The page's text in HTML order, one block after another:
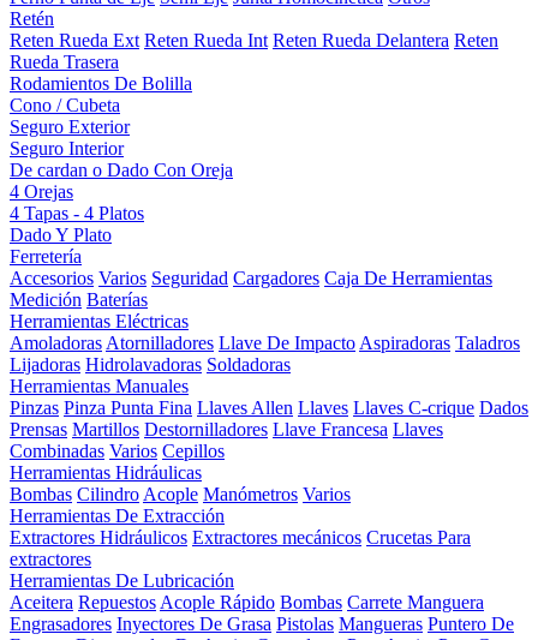
Retén
Reten Rueda Ext Reten Rueda Int Reten Rueda Delantera Reten
Rueda Trasera
Rodamientos De Bolilla
Cono / Cubeta
Seguro Exterior
Seguro Interior
De cardan o Dado Con Oreja
4 Orejas
4 Tapas - 4 Platos
Dado Y Plato
Ferretería
Accesorios Varios Seguridad Cargadores Caja De Herramientas
Medición Baterías
Herramientas Eléctricas
Amoladoras Atornilladores Llave De Impacto Aspiradoras Taladros
Lijadoras Hidrolavadoras Soldadoras
Herramientas Manuales
Pinzas Pinza Punta Fina Llaves Allen Llaves Llaves C-crique Dados
Prensas Martillos Destornilladores Llave Francesa Llaves
Combinadas Varios Cepillos
Herramientas Hidráulicas
Bombas Cilindro Acople Manómetros Varios
Herramientas De Extracción
Extractores Hidráulicos Extractores mecánicos Crucetas Para
extractores
Herramientas De Lubricación
Aceitera Repuestos Acople Rápido Bombas Carrete Manguera
Engrasadores Inyectores De Grasa Pistolas Mangueras Puntero De